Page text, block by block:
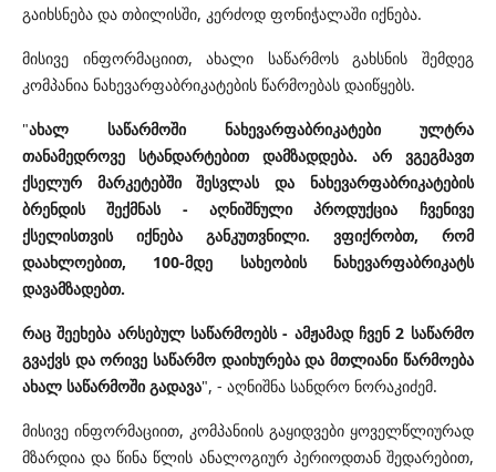
გაიხსნება და თბილისში, კერძოდ ფონიჭალაში იქნება.
მისივე ინფორმაციით, ახალი საწარმოს გახსნის შემდეგ
კომპანია ნახევარფაბრიკატების წარმოებას დაიწყებს.
"ახალ
საწარმოში ნახევარფაბრიკატები ულტრა
თანამედროვე სტანდარტებით დამზადდება. არ ვგეგმავთ
ქსელურ მარკეტებში შესვლას და ნახევარფაბრიკატების
ბრენდის შექმნას - აღნიშნული პროდუქცია ჩვენივე
ქსელისთვის იქნება განკუთვნილი. ვფიქრობთ, რომ
დაახლოებით, 100-მდე სახეობის ნახევარფაბრიკატს
დავამზადებთ.
რაც შეეხება არსებულ საწარმოებს - ამჟამად ჩვენ 2 საწარმო
გვაქვს და ორივე საწარმო დაიხურება და მთლიანი წარმოება
ახალ საწარმოში გადავა", - აღნიშნა სანდრო ნორაკიძემ.
მისივე ინფორმაციით, კომპანიის გაყიდვები ყოველწლიურად
მზარდია და წინა წლის ანალოგიურ პერიოდთან შედარებით,